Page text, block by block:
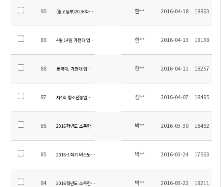
90 (중고등부)2016학년도 1학기 학업성적평가계획한** 2016-04-18 18863
89 4월 14일 가천대 입학 설명회 차량 운행 안내 한** 2016-04-13 18138
88 동국대, 가천대 입학 설명회 안내 한** 2016-04-11 18257
87 제4회 청소년통일축제 참가 버스 탑승 안내 정** 2016-04-07 18495
86 2016학년도 소주한국학교 행정직원(중국회계담당) 초빙 공고
박** 2016-03-30 18452
85 2016-1학기 버스노선 수정 안내 박** 2016-03-24 17563
84 2016학년도 소주한국학교 행정직원 초빙 공고박** 2016-03-22 18211